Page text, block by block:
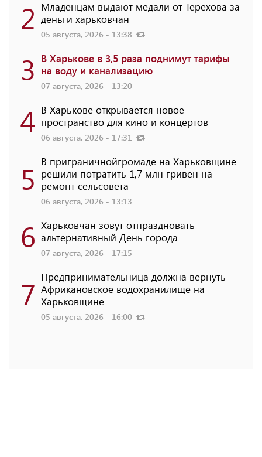
2 Младенцам выдают медали от Терехова за
деньги харьковчан
05 августа, 2026 - 13:38
3 В Харькове в 3,5 раза поднимут тарифы
на воду и канализацию
07 августа, 2026 - 13:20
4 В Харькове открывается новое
пространство для кино и концертов
06 августа, 2026 - 17:31
5 В приграничнойгромаде на Харьковщине
решили потратить 1,7 млн ​​гривен на
ремонт сельсовета
06 августа, 2026 - 13:13
6 Харьковчан зовут отпраздновать
альтернативный День города
07 августа, 2026 - 17:15
7 Предпринимательница должна вернуть
Африкановское водохранилище на
Харьковщине
05 августа, 2026 - 16:00